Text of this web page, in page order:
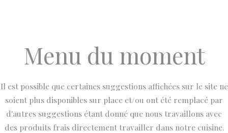
Menu du moment
Il est possible que certaines suggestions affichées sur le site ne
soient plus disponibles sur place et/ou ont été remplacé par
d'autres suggestions étant donné que nous travaillons avec
des produits frais directement travailler dans notre cuisine.